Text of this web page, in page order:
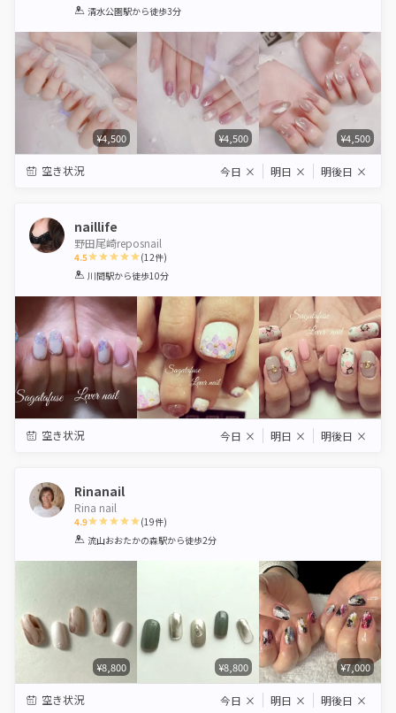
1 2 3 4 5
清水公園駅から徒歩3分
¥4,500 ¥4,500 ¥4,500
空き状況 今日 × 明日 × 明後日 ×
naillife
野田尾崎reposnail
4.5
1 2 3 4 5
(12件)
川間駅から徒歩10分
空き状況 今日 × 明日 × 明後日 ×
Rinanail
Rina nail
4.9
1 2 3 4 5
(19件)
流山おおたかの森駅から徒歩2分
¥8,800 ¥8,800 ¥7,000
空き状況 今日 × 明日 × 明後日 ×